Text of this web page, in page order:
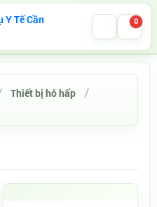
0
Thiết bị hô hấp